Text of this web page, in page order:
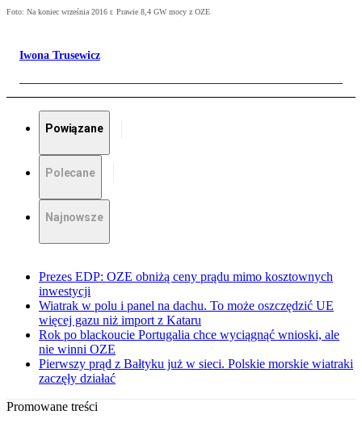
Foto: Na koniec września 2016 r. Prawie 8,4 GW mocy z OZE
Iwona Trusewicz
Powiązane
Polecane
Najnowsze
Prezes EDP: OZE obniżą ceny prądu mimo kosztownych
inwestycji
Wiatrak w polu i panel na dachu. To może oszczędzić UE
więcej gazu niż import z Kataru
Rok po blackoucie Portugalia chce wyciągnąć wnioski, ale
nie winni OZE
Pierwszy prąd z Bałtyku już w sieci. Polskie morskie wiatraki
zaczęły działać
Promowane treści